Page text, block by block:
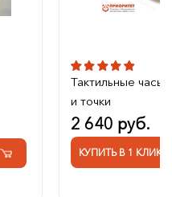
Тактильные
и точки
2 640 руб.
КУПИТЬ В 1 КЛИК